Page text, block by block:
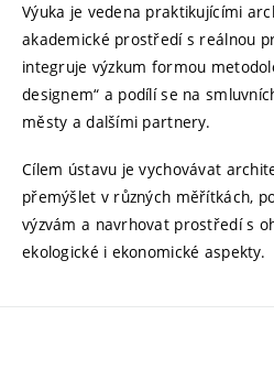
Výuka je vedena praktikujícími
akademické prostředí s reálnou
integruje výzkum formou
designem“ a podílí se na
městy a dalšími partnery.
Cílem ústavu je vychovávat
přemýšlet v různých měřítkách,
výzvám a navrhovat prostředí s
ekologické i ekonomické aspekty.